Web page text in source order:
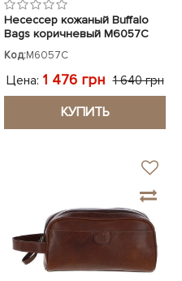
Несессер кожаный Buffalo
Bags коричневый M6057C
Код:M6057C
Цена: 1 476 грн 1 640 грн
КУПИТЬ